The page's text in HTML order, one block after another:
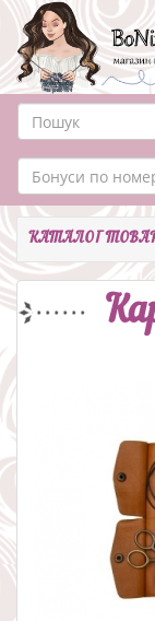
КАТАЛОГ